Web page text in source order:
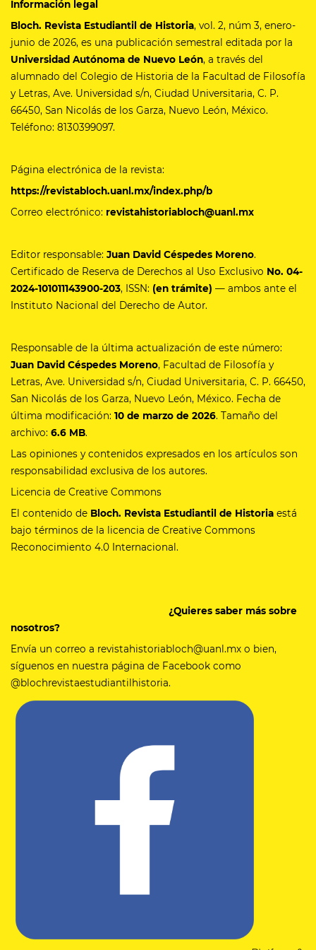
Información legal
Bloch. Revista Estudiantil de Historia, vol. 2, núm 3, enero-
junio de 2026, es una publicación semestral editada por la
Universidad Autónoma de Nuevo León, a través del
alumnado del Colegio de Historia de la Facultad de Filosofía
y Letras, Ave. Universidad s/n, Ciudad Universitaria, C. P.
66450, San Nicolás de los Garza, Nuevo León, México.
Teléfono: 8130399097.
Página electrónica de la revista:
https://revistabloch.uanl.mx/index.php/b
Correo electrónico: revistahistoriabloch@uanl.mx
Editor responsable: Juan David Céspedes Moreno.
Certificado de Reserva de Derechos al Uso Exclusivo No. 04-
2024-101011143900-203, ISSN: (en trámite) — ambos ante el
Instituto Nacional del Derecho de Autor.
Responsable de la última actualización de este número:
Juan David Céspedes Moreno, Facultad de Filosofía y
Letras, Ave. Universidad s/n, Ciudad Universitaria, C. P. 66450,
San Nicolás de los Garza, Nuevo León, México. Fecha de
última modificación: 10 de marzo de 2026. Tamaño del
archivo: 6.6 MB.
Las opiniones y contenidos expresados en los artículos son
responsabilidad exclusiva de los autores.
Licencia de Creative Commons
El contenido de Bloch. Revista Estudiantil de Historia está
bajo términos de la licencia de Creative Commons
Reconocimiento 4.0 Internacional.
¿Quieres saber más sobre
nosotros?
Envía un correo a revistahistoriabloch@uanl.mx o bien,
síguenos en nuestra página de Facebook como
@blochrevistaestudiantilhistoria.